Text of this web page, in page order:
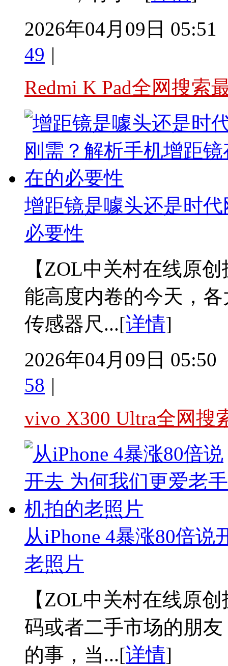
2026年04月09日 05:51
49 |
Redmi K Pad全网搜索
增距镜是噱头还是时
必要性
【ZOL中关村在线原
能高度内卷的今天，
传感器尺...[详情]
2026年04月09日 05:50
58 |
vivo X300 Ultra全网搜
从iPhone 4暴涨80倍
老照片
【ZOL中关村在线原
码或者二手市场的朋
的事，当...[详情]